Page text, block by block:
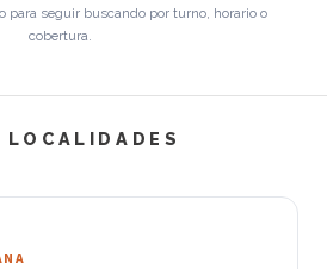
para seguir buscando por turno, horario o
cobertura.
LOCALIDADES